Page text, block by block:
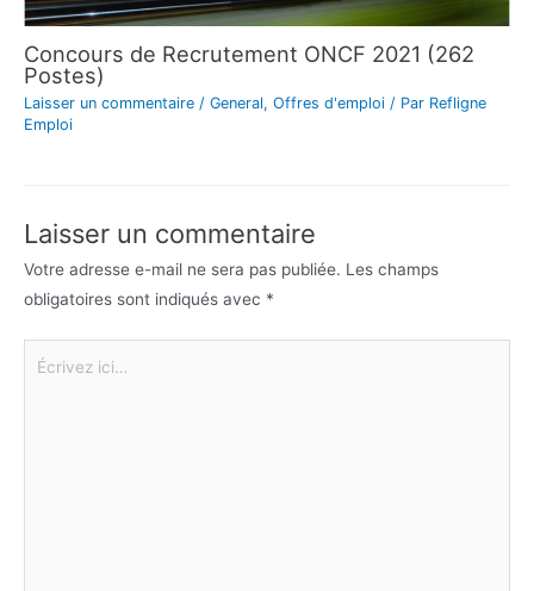
Concours de Recrutement ONCF 2021 (262
Postes)
Laisser un commentaire / General, Offres d'emploi / Par Refligne
Emploi
Laisser un commentaire
Votre adresse e-mail ne sera pas publiée. Les champs
obligatoires sont indiqués avec *